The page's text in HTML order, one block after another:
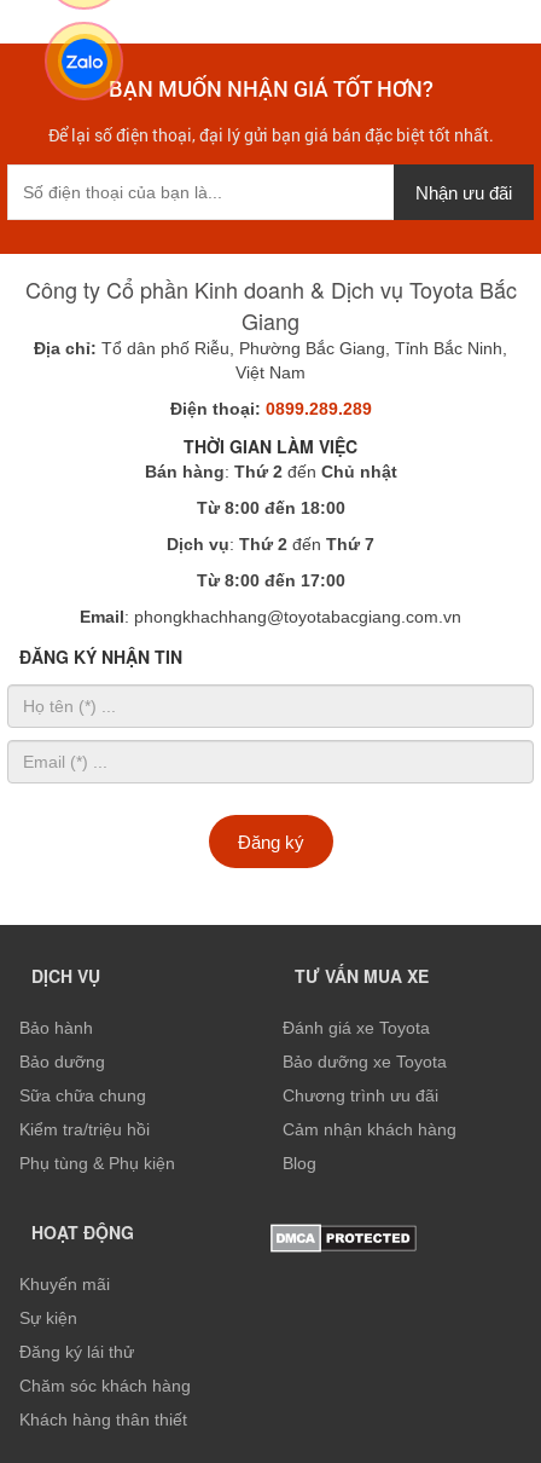
BẠN MUỐN NHẬN GIÁ TỐT HƠN?
Để lại số điện thoại, đại lý gửi bạn giá bán đặc biệt tốt nhất.
Nhận ưu đãi
Công ty Cổ phần Kinh doanh & Dịch vụ Toyota Bắc
Giang
Địa chỉ: Tổ dân phố Riễu, Phường Bắc Giang, Tỉnh Bắc Ninh,
Việt Nam
Điện thoại: 0899.289.289
THỜI GIAN LÀM VIỆC
Bán hàng: Thứ 2đến Chủ nhật
Từ 8:00 đến 18:00
Dịch vụ: Thứ 2 đến Thứ 7
Từ 8:00 đến 17:00
Email: phongkhachhang@toyotabacgiang.com.vn
ĐĂNG KÝ NHẬN TIN
Đăng ký
DỊCH VỤ
Bảo hành
Bảo dưỡng
Sữa chữa chung
Kiểm tra/triệu hồi
Phụ tùng & Phụ kiện
TƯ VẤN MUA XE
Đánh giá xe Toyota
Bảo dưỡng xe Toyota
Chương trình ưu đãi
Cảm nhận khách hàng
Blog
HOẠT ĐỘNG
Khuyến mãi
Sự kiện
Đăng ký lái thử
Chăm sóc khách hàng
Khách hàng thân thiết